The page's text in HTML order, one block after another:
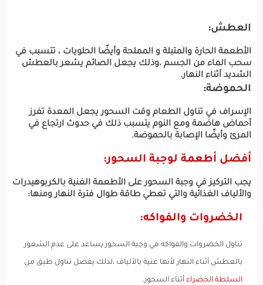
العطش:
الأطعمة الحارة والمتبلة و المملحة وأيضًا الحلويات ، تتسبب في
سحب الماء من الجسم ،وذلك يجعل الصائم يشعر بالعطش
الشديد أثناء النهار.
الحموضة:
الإسراف في تناول الطعام وقت السحور يجعل المعدة تفرز
أحماض هاضمة ومع النوم يتسبب ذلك في حدوث ارتجاع في
المرئ وأيضًا الإصابة بالحموضة.
أفضل أطعمة لوجبة السحور:
يجب التركيز في وجبة السحور على الأطعمة الغنية بالكربوهيدرات
والألياف الغذائية والتي تعطي طاقة طوال فترة النهار ومنها:
الخضروات والفواكه:
تناول الخضروات والفواكه في وجبة السحور يساعد على عدم الشعور
بالعطش أثناء النهار لأنها غنية بالألياف ،لذلك يفضل تناول طبق من
السلطة الخضراء أثناء السحور.